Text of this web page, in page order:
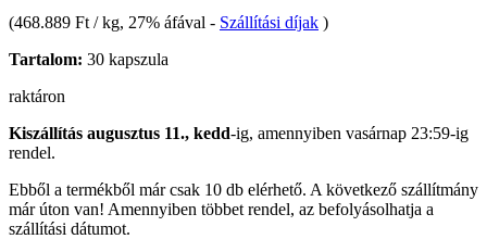
(468.889 Ft / kg, 27% áfával - Szállítási díjak )
Tartalom: 30 kapszula
raktáron
Kiszállítás augusztus 11., kedd-ig, amennyiben vasárnap 23:59-ig
rendel.
Ebből a termékből már csak 10 db elérhető. A következő szállítmány
már úton van! Amennyiben többet rendel, az befolyásolhatja a
szállítási dátumot.